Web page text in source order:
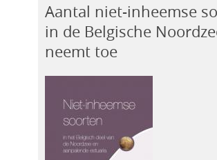
Aantal niet-inheemse
in de Belgische
neemt toe